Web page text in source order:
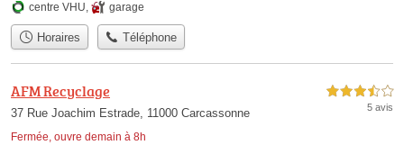
centre VHU, garage
Horaires Téléphone
AFM Recyclage
37 Rue Joachim Estrade, 11000 Carcassonne
Fermée, ouvre demain à 8h
3,5 étoiles sur 5
5 avis